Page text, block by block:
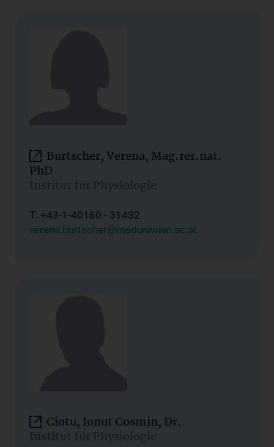
Burtscher, Verena, Mag.rer.nat.
PhD
Institut für Physiologie
T: +43-1-40160 - 31432
verena.burtscher@meduniwien.ac.at
Ciotu, Ionut Cosmin, Dr.
Institut für Physiologie